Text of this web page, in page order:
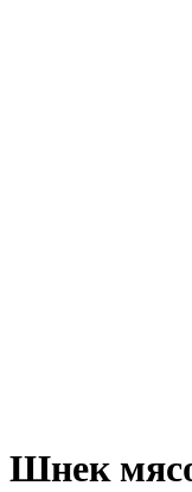
Шнек